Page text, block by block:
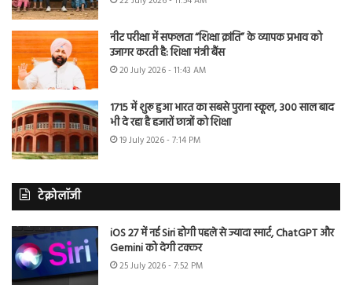
नीट परीक्षा में सफलता “शिक्षा क्रांति” के व्यापक प्रभाव को
उजागर करती है: शिक्षा मंत्री बैंस
20 July 2026 - 11:43 AM
1715 में शुरू हुआ भारत का सबसे पुराना स्कूल, 300 साल बाद
भी दे रहा है हजारों छात्रों को शिक्षा
19 July 2026 - 7:14 PM
टेक्नोलॉजी
iOS 27 में नई Siri होगी पहले से ज्यादा स्मार्ट, ChatGPT और
Gemini को देगी टक्कर
25 July 2026 - 7:52 PM